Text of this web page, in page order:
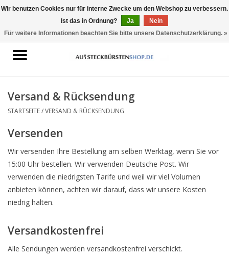
Startseite
Oral-B
Philips Sonicare
Versand & Rücksendung
STARTSEITE/VERSAND & RÜCKSENDUNG
Versenden
Wir versenden Ihre Bestellung am selben Werktag, wenn Sie vor
15:00 Uhr bestellen. Wir verwenden Deutsche Post. Wir
verwenden die niedrigsten Tarife und weil wir viel Volumen
anbieten können, achten wir darauf, dass wir unsere Kosten
niedrig halten.
Versandkostenfrei
Alle Sendungen werden versandkostenfrei verschickt.
Wir benutzen Cookies nur für interne Zwecke um den Webshop zu verbessern.
Ist das in Ordnung?
Ja
Nein
Für weitere Informationen beachten Sie bitte unsere Datenschutzerklärung. »